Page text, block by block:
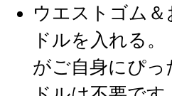
ウエストゴム
ドルを入れる
がご自身にぴ